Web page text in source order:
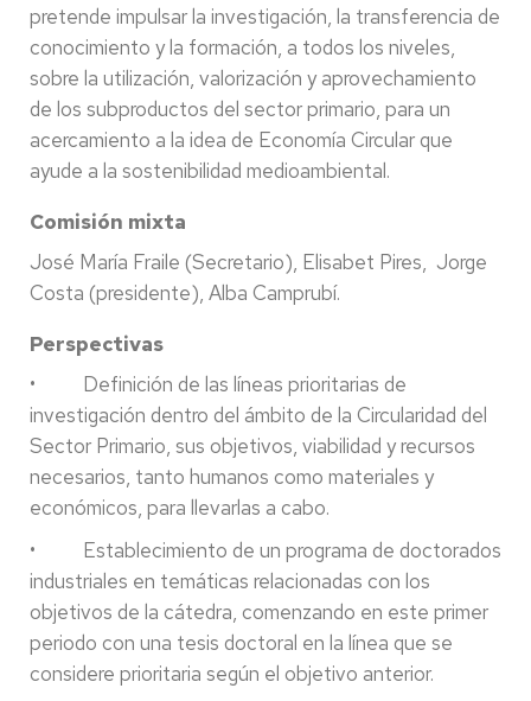
pretende impulsar la investigación, la transferencia de
conocimiento y la formación, a todos los niveles,
sobre la utilización, valorización y aprovechamiento
de los subproductos del sector primario, para un
acercamiento a la idea de Economía Circular que
ayude a la sostenibilidad medioambiental.
Comisión mixta
José María Fraile (Secretario), Elisabet Pires, Jorge
Costa (presidente), Alba Camprubí.
Perspectivas
• Definición de las líneas prioritarias de
investigación dentro del ámbito de la Circularidad del
Sector Primario, sus objetivos, viabilidad y recursos
necesarios, tanto humanos como materiales y
económicos, para llevarlas a cabo.
• Establecimiento de un programa de doctorados
industriales en temáticas relacionadas con los
objetivos de la cátedra, comenzando en este primer
periodo con una tesis doctoral en la línea que se
considere prioritaria según el objetivo anterior.